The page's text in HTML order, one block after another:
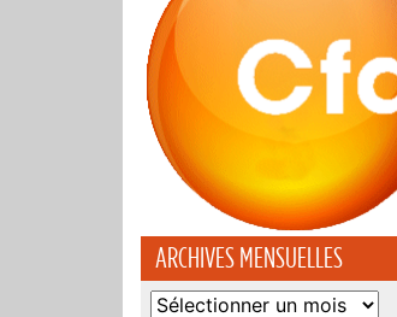
ARCHIVES MENSUELLES
Archives